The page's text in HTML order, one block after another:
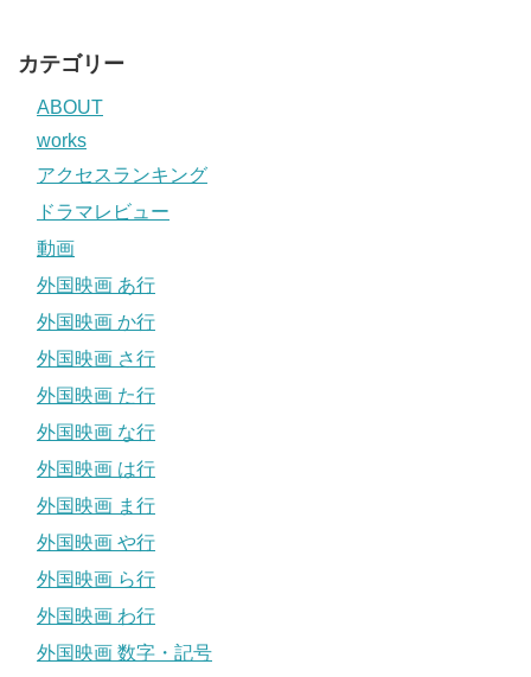
カテゴリー
ABOUT
works
アクセスランキング
ドラマレビュー
動画
外国映画 あ行
外国映画 か行
外国映画 さ行
外国映画 た行
外国映画 な行
外国映画 は行
外国映画 ま行
外国映画 や行
外国映画 ら行
外国映画 わ行
外国映画 数字・記号